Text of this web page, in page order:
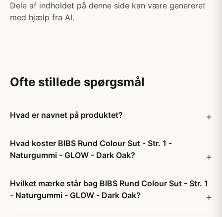
Dele af indholdet på denne side kan være genereret
med hjælp fra AI.
Ofte stillede spørgsmål
Hvad er navnet på produktet?
Hvad koster BIBS Rund Colour Sut - Str. 1 -
Naturgummi - GLOW - Dark Oak?
Hvilket mærke står bag BIBS Rund Colour Sut - Str. 1
- Naturgummi - GLOW - Dark Oak?